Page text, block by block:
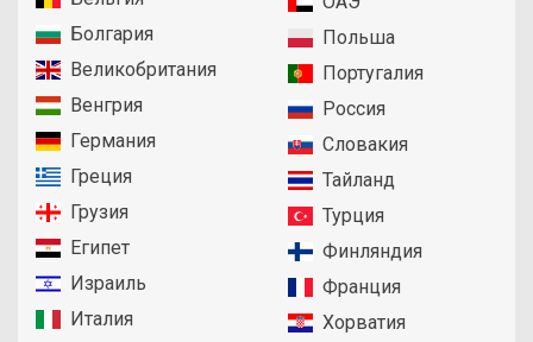
Болгария
Великобритания
Венгрия
Германия
Греция
Грузия
Египет
Израиль
Италия
Польша
Португалия
Россия
Словакия
Тайланд
Турция
Финляндия
Франция
Хорватия